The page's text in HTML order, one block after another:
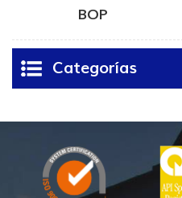
BOP
Categorías